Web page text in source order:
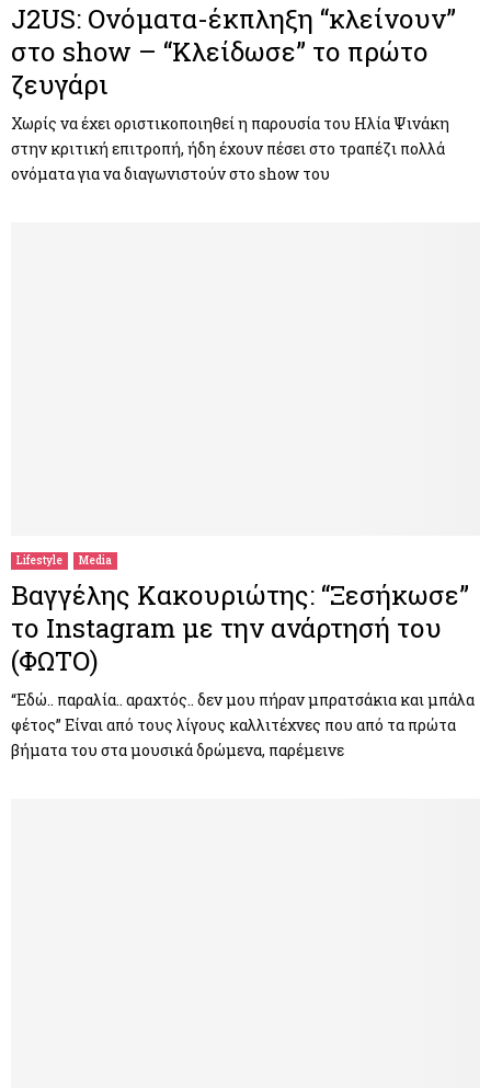
J2US: Ονόματα-έκπληξη “κλείνουν”
στο show – “Κλείδωσε” το πρώτο
ζευγάρι
Χωρίς να έχει οριστικοποιηθεί η παρουσία του Ηλία Ψινάκη
στην κριτική επιτροπή, ήδη έχουν πέσει στο τραπέζι πολλά
ονόματα για να διαγωνιστούν στο show του
Lifestyle Media
Βαγγέλης Κακουριώτης: “Ξεσήκωσε”
το Instagram με την ανάρτησή του
(ΦΩΤΟ)
“Εδώ.. παραλία.. αραχτός.. δεν μου πήραν μπρατσάκια και μπάλα
φέτος” Είναι από τους λίγους καλλιτέχνες που από τα πρώτα
βήματα του στα μουσικά δρώμενα, παρέμεινε